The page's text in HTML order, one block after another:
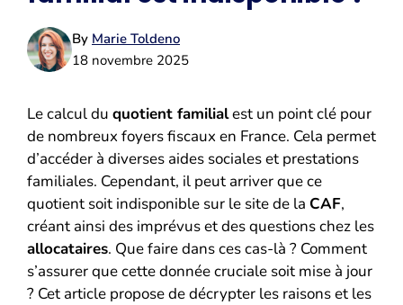
By Marie Toldeno
18 novembre 2025
Le calcul du quotient familialest un point clé pour
de nombreux foyers fiscaux en France. Cela permet
d’accéder à diverses aides sociales et prestations
familiales. Cependant, il peut arriver que ce
quotient soit indisponible sur le site de la CAF,
créant ainsi des imprévus et des questions chez les
allocataires. Que faire dans ces cas-là ? Comment
s’assurer que cette donnée cruciale soit mise à jour
? Cet article propose de décrypter les raisons et les